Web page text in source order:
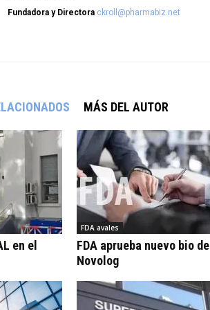
Fundadora y Directora ckroll@pharmabiz.net
MÁS DEL AUTOR
en el
FDA avales
FDA aprueba nuevo bio de
Novolog